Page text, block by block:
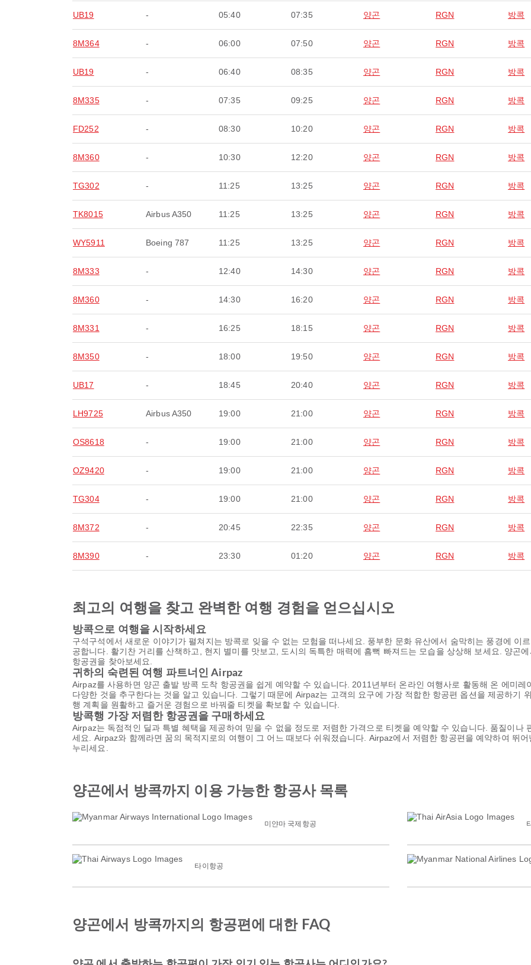
UB19 - 05:40 07:35 양곤 RGN 방콕
8M364 - 06:00 07:50 양곤 RGN 방콕
UB19 - 06:40 08:35 양곤 RGN 방콕
8M335 - 07:35 09:25 양곤 RGN 방콕
FD252 - 08:30 10:20 양곤 RGN 방콕
8M360 - 10:30 12:20 양곤 RGN 방콕
TG302 - 11:25 13:25 양곤 RGN 방콕
TK8015 Airbus A350 11:25 13:25 양곤 RGN 방콕
WY5911 Boeing 787 11:25 13:25 양곤 RGN 방콕
8M333 - 12:40 14:30 양곤 RGN 방콕
8M360 - 14:30 16:20 양곤 RGN 방콕
8M331 - 16:25 18:15 양곤 RGN 방콕
8M350 - 18:00 19:50 양곤 RGN 방콕
UB17 - 18:45 20:40 양곤 RGN 방콕
LH9725 Airbus A350 19:00 21:00 양곤 RGN 방콕
OS8618 - 19:00 21:00 양곤 RGN 방콕
OZ9420 - 19:00 21:00 양곤 RGN 방콕
TG304 - 19:00 21:00 양곤 RGN 방콕
8M372 - 20:45 22:35 양곤 RGN 방콕
8M390 - 23:30 01:20 양곤 RGN 방콕
최고의 여행을 찾고 완벽한 여행 경험을 얻으십시오
방콕으로 여행을 시작하세요
구석구석에서 새로운 이야기가 펼쳐지는 방콕로 잊을 수 없는 모험을 떠나세요. 풍부한 문화 유산에서 숨막히는 풍경에 이
공합니다. 활기찬 거리를 산책하고, 현지 별미를 맛보고, 도시의 독특한 매력에 흠뻑 빠져드는 모습을 상상해 보세요. 양곤
항공권을 찾아보세요.
귀하의 숙련된 여행 파트너인 Airpaz
Airpaz를 사용하면 양곤 출발 방콕 도착 항공권을 쉽게 예약할 수 있습니다. 2011년부터 온라인 여행사로 활동해 온 에미
다양한 것을 추구한다는 것을 알고 있습니다. 그렇기 때문에 Airpaz는 고객의 요구에 가장 적합한 항공편 옵션을 제공하기
행 계획을 원활하고 즐거운 경험으로 바꿔줄 티켓을 확보할 수 있습니다.
방콕행 가장 저렴한 항공권을 구매하세요
Airpaz는 독점적인 딜과 특별 혜택을 제공하여 믿을 수 없을 정도로 저렴한 가격으로 티켓을 예약할 수 있습니다. 품질이나
세요. Airpaz와 함께라면 꿈의 목적지로의 여행이 그 어느 때보다 쉬워졌습니다. Airpaz에서 저렴한 항공편을 예약하여 뛰
누리세요.
양곤에서 방콕까지 이용 가능한 항공사 목록
미얀마 국제항공
타이항공
양곤에서 방콕까지의 항공편에 대한 FAQ